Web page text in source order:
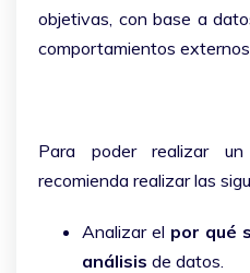
objetivas, con base a
comportamientos externos.
Para poder realizar
recomienda realizar las
Analizar el por qué
análisis de datos.